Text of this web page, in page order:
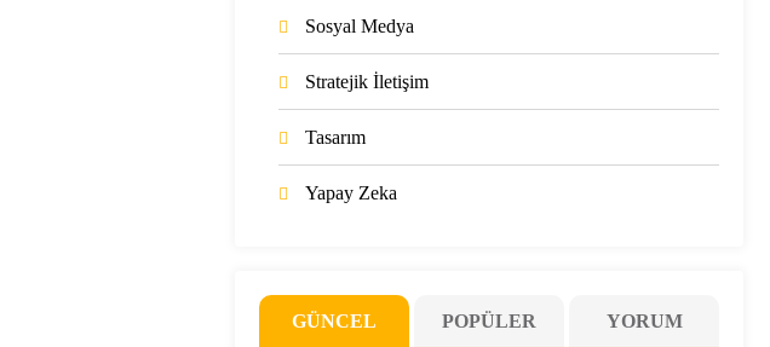
Sosyal Medya
Stratejik İletişim
Tasarım
Yapay Zeka
GÜNCEL POPÜLER YORUM